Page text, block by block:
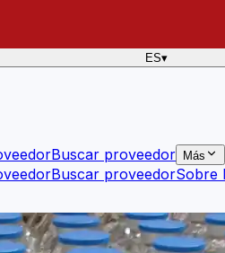
ES▾
Buscar proveedor Más
Buscar proveedorSobre